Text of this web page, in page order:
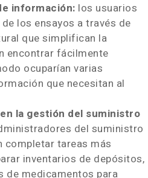
información: los usuarios
los ensayos a través de
que simplifican la
encontrar fácilmente
ocuparían varias
que necesitan al
la gestión del suministro
del suministro
completar tareas más
inventarios de depósitos,
de medicamentos para